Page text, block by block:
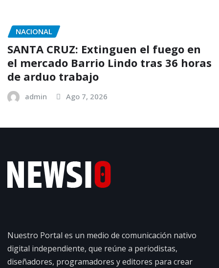
NACIONAL
SANTA CRUZ: Extinguen el fuego en
el mercado Barrio Lindo tras 36 horas
de arduo trabajo
admin Ago 7, 2026
Nuestro Portal es un medio de comunicación nativo
digital independiente, que reúne a periodistas,
diseñadores, programadores y editores para crear